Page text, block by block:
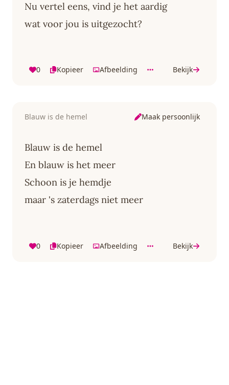
Nu vertel eens, vind je het aardig
wat voor jou is uitgezocht?
0 Kopieer Afbeelding Bekijk
Blauw is de hemel Maak persoonlijk
Blauw is de hemel
En blauw is het meer
Schoon is je hemdje
maar 's zaterdags niet meer
0 Kopieer Afbeelding Bekijk